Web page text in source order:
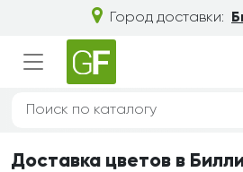
Город доставки:
Доставка цветов в